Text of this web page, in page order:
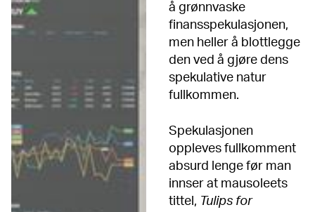
å grønnvaske
finansspekulasjonen,
men heller å blottlegge
den ved å gjøre dens
spekulative natur
fullkommen.
Spekulasjonen
oppleves fullkomment
absurd lenge før man
innser at mausoleets
tittel, Tulips for